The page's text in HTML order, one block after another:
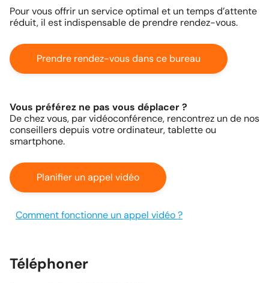
Pour vous offrir un service optimal et un temps d’attente
réduit, il est indispensable de prendre rendez-vous.
Prendre rendez-vous dans ce bureau
Vous préférez ne pas vous déplacer ?
De chez vous, par vidéoconférence, rencontrez un de nos
conseillers depuis votre ordinateur, tablette ou
smartphone.
Planifier un appel vidéo
Comment fonctionne un appel vidéo ?
Téléphoner